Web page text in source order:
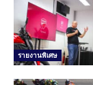
รายงานพิเศษ